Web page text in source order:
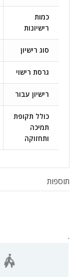
כמות
רישיונות
סוג רישיון
גרסת רישוי
רישיון עבור
כולל תקופת
תמיכה
ותחזוקה
תוספות
.